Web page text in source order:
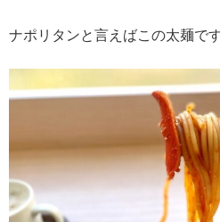
ナポリタンと言えばこの太麺です